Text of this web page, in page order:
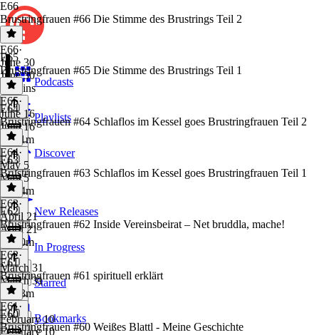
Podcasts
Playlists
Discover
New Releases
In Progress
Starred
Bookmarks
E66
Brustringfrauen #66 Die Stimme des Brustrings Teil 2
E66·
June 30
June 30
59 mins
E65
Brustringfrauen #65 Die Stimme des Brustrings Teil 1
E65·
June 16
June 16
1h 41m
E64
Brustringfrauen #64 Schlaflos im Kessel goes Brustringfrauen Teil 2
E64·
May 5
May 5
1h 14m
E63
Brustringfrauen #63 Schlaflos im Kessel goes Brustringfrauen Teil 1
E63·
April 21
April 21
1h 10m
E62
Brustringfrauen #62 Inside Vereinsbeirat – Net bruddla, mache!
E62·
March 31
March 31
2h 13m
E61
Brustringfrauen #61 spirituell erklärt
E61·
February 10
February 10
E60
Brustringfrauen #60 Weißes Blattl - Meine Geschichte